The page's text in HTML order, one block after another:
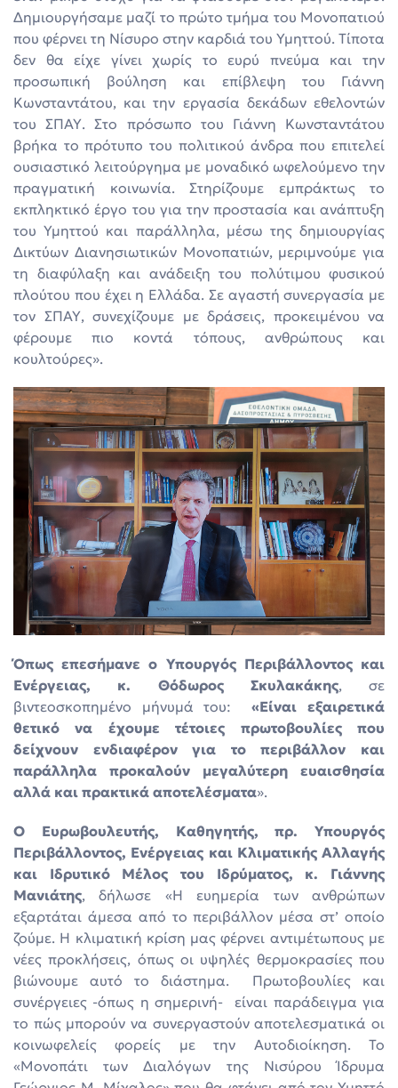
Δημιουργήσαμε μαζί το πρώτο τμήμα του Μονοπατιού
που φέρνει τη Νίσυρο στην καρδιά του Υμηττού. Τίποτα
δεν θα είχε γίνει χωρίς το ευρύ πνεύμα και την
προσωπική βούληση και επίβλεψη του Γιάννη
Κωνσταντάτου, και την εργασία δεκάδων εθελοντών
του ΣΠΑΥ. Στο πρόσωπο του Γιάννη Κωνσταντάτου
βρήκα το πρότυπο του πολιτικού άνδρα που επιτελεί
ουσιαστικό λειτούργημα με μοναδικό ωφελούμενο την
πραγματική κοινωνία. Στηρίζουμε εμπράκτως το
εκπληκτικό έργο του για την προστασία και ανάπτυξη
του Υμηττού και παράλληλα, μέσω της δημιουργίας
Δικτύων Διανησιωτικών Μονοπατιών, μεριμνούμε για
τη διαφύλαξη και ανάδειξη του πολύτιμου φυσικού
πλούτου που έχει η Ελλάδα. Σε αγαστή συνεργασία με
τον ΣΠΑΥ, συνεχίζουμε με δράσεις, προκειμένου να
φέρουμε πιο κοντά τόπους, ανθρώπους και
κουλτούρες».
Όπως επεσήμανε ο Υπουργός Περιβάλλοντος και
Ενέργειας, κ. Θόδωρος Σκυλακάκης, σε
βιντεοσκοπημένο μήνυμά του:«Είναι εξαιρετικά
θετικό να έχουμε τέτοιες πρωτοβουλίες που
δείχνουν ενδιαφέρον για το περιβάλλον και
παράλληλα προκαλούν μεγαλύτερη ευαισθησία
αλλά και πρακτικά αποτελέσματα».
O Ευρωβουλευτής, Καθηγητής, πρ. Υπουργός
Περιβάλλοντος, Ενέργειας και Κλιματικής Αλλαγής
και Ιδρυτικό Μέλος του Ιδρύματος, κ. Γιάννης
Μανιάτης, δήλωσε «Η ευημερία των ανθρώπων
εξαρτάται άμεσα από το περιβάλλον μέσα στ’ οποίο
ζούμε. H κλιματική κρίση μας φέρνει αντιμέτωπους με
νέες προκλήσεις, όπως οι υψηλές θερμοκρασίες που
βιώνουμε αυτό το διάστημα. Πρωτοβουλίες και
συνέργειες -όπως η σημερινή- είναι παράδειγμα για
το πώς μπορούν να συνεργαστούν αποτελεσματικά οι
κοινωφελείς φορείς με την Αυτοδιοίκηση. Το
«Μονοπάτι των Διαλόγων της Νισύρου Ίδρυμα